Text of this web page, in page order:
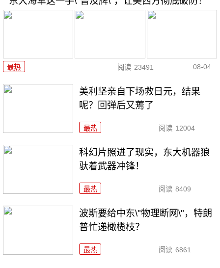
最热 阅读 23491 08-04
美利坚亲自下场救日元，结果
呢？回弹后又蔫了
最热 阅读 12004
科幻片照进了现实，东大机器狼
驮着武器冲锋！
最热 阅读 8409
波斯要给中东\"物理断网\"，特朗
普忙递橄榄枝？
最热 阅读 6861